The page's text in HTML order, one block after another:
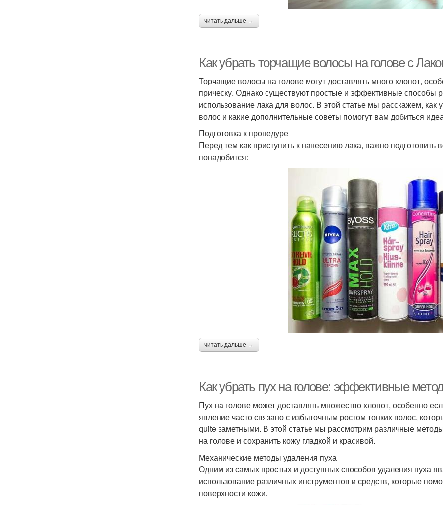
читать дальше →
Как убрать торчащие волосы на голове с
Торчащие волосы на голове могут доставлять много хлопот,
прическу. Однако существуют простые и эффективные способы
использование лака для волос. В этой статье мы расскажем,
волос и какие дополнительные советы помогут вам добиться
Подготовка к процедуре
Перед тем как приступить к нанесению лака, важно
понадобится:
читать дальше →
Как убрать пух на голове: эффективные
Пух на голове может доставлять множество хлопот, особенно
явление часто связано с избыточным ростом тонких волос,
quite заметными. В этой статье мы рассмотрим различные
на голове и сохранить кожу гладкой и красивой.
Механические методы удаления пуха
Одним из самых простых и доступных способов удаления пуха
использование различных инструментов и средств, которые
поверхности кожи.